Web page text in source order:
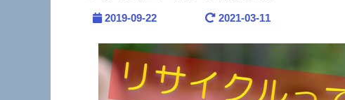
2019-09-22 2021-03-11